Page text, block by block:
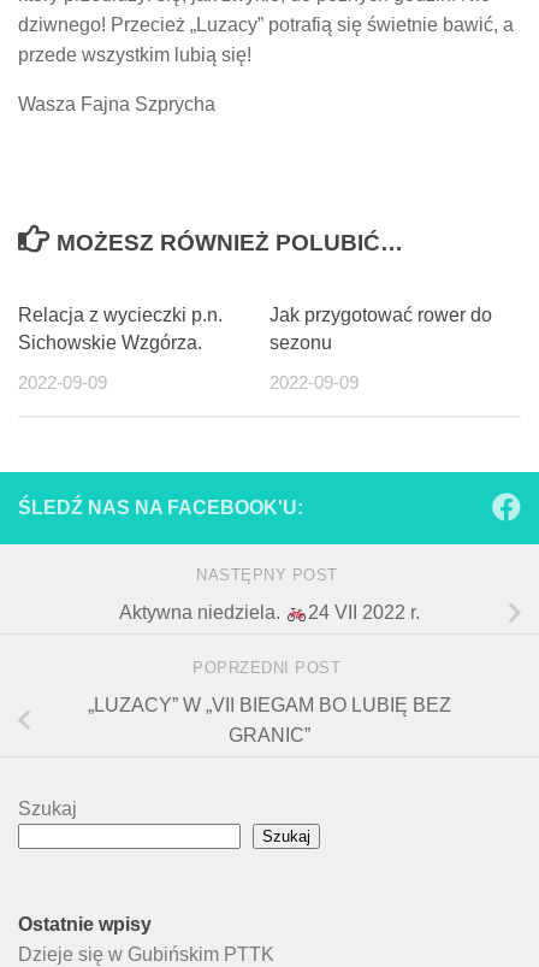
dziwnego! Przecież „Luzacy” potrafią się świetnie bawić, a
przede wszystkim lubią się!
Wasza Fajna Szprycha
MOŻESZ RÓWNIEŻ POLUBIĆ…
Relacja z wycieczki p.n.
Sichowskie Wzgórza.
2022-09-09
Jak przygotować rower do
sezonu
2022-09-09
ŚLEDŹ NAS NA FACEBOOK'U:
NASTĘPNY POST
Aktywna niedziela. 24 VII 2022 r.
POPRZEDNI POST
„LUZACY” W „VII BIEGAM BO LUBIĘ BEZ
GRANIC”
Szukaj
Szukaj
Ostatnie wpisy
Dzieje się w Gubińskim PTTK